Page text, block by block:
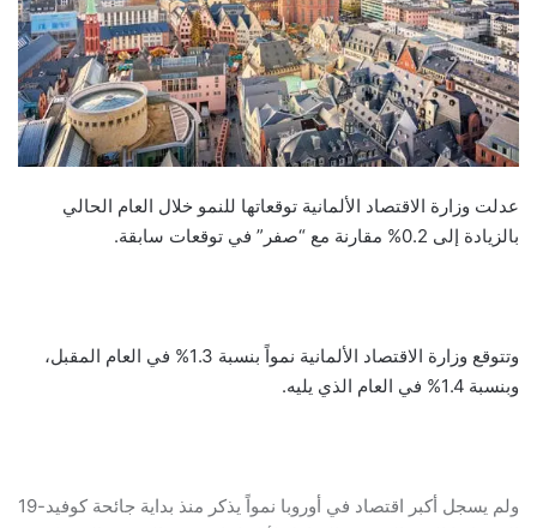
عدلت وزارة الاقتصاد الألمانية توقعاتها للنمو خلال العام الحالي
بالزيادة إلى 0.2% مقارنة مع “صفر” في توقعات سابقة.
وتتوقع وزارة الاقتصاد الألمانية نمواً بنسبة 1.3% في العام المقبل،
وبنسبة 1.4% في العام الذي يليه.
ولم يسجل أكبر اقتصاد في أوروبا نمواً يذكر منذ بداية جائحة كوفيد-19